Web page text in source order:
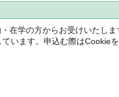
在学の方からお受けいたしま
います。申込む際はCookie